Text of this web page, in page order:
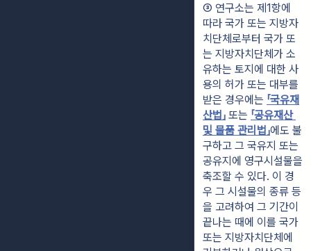
③ 연구소는 제1항에
따라 국가 또는 지방자
치단체로부터 국가 또
는 지방자치단체가 소
유하는 토지에 대한 사
용의 허가 또는 대부를
받은 경우에는 「국유재
산법」 또는 「공유재산
및 물품 관리법」에도 불
구하고 그 국유지 또는
공유지에 영구시설물을
축조할 수 있다. 이 경
우 그 시설물의 종류 등
을 고려하여 그 기간이
끝나는 때에 이를 국가
또는 지방자치단체에